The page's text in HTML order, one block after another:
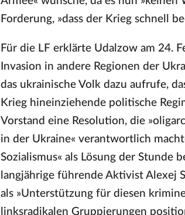
Forderung, »dass der Krieg schnell
Für die LF erklärte Udalzow am 24.
Invasion in andere Regionen der
das ukrainische Volk dazu aufrufe,
Krieg hineinziehende politische
Vorstand eine Resolution, die
in der Ukraine« verantwortlich
Sozialismus« als Lösung der
langjährige führende Aktivist Alexej
als »Unterstützung für diesen
linksradikalen Gruppierungen